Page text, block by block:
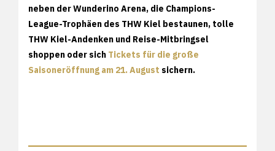
neben der Wunderino Arena, die Champions-
League-Trophäen des THW Kiel bestaunen, tolle
THW Kiel-Andenken und Reise-Mitbringsel
shoppen oder sich Tickets für die große
Saisoneröffnung am 21. August sichern.